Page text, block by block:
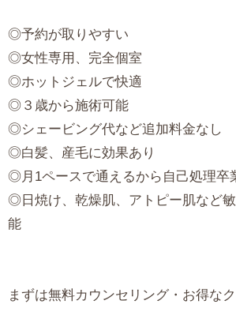
◎予約が取りやすい
◎女性専用、完全個室
◎ホットジェルで快適
◎３歳から施術可能
◎シェービング代など追加料金なし
◎白髪、産毛に効果あり
◎月1ペースで通えるから自己処理卒
◎日焼け、乾燥肌、アトピー肌など
能
まずは無料カウンセリング・お得な